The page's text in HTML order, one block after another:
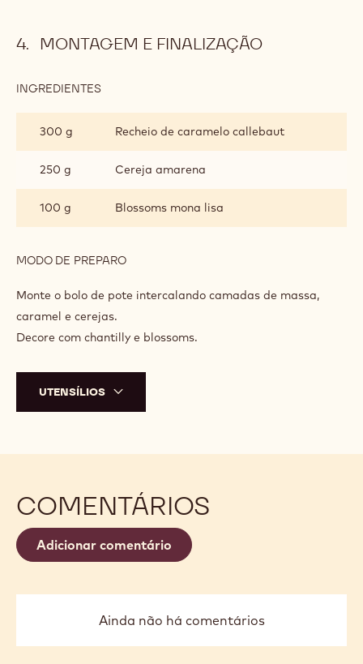
MONTAGEM E FINALIZAÇÃO
INGREDIENTES
FINALIZAÇÃO
300 g Recheio de caramelo callebaut
250 g Cereja amarena
100 g Blossoms mona lisa
MODO DE PREPARO
E
Monte o bolo de pote intercalando camadas de massa,
caramel e cerejas.
Decore com chantilly e blossoms.
UTENSÍLIOS
COMENTÁRIOS
Adicionar comentário
Ainda não há comentários